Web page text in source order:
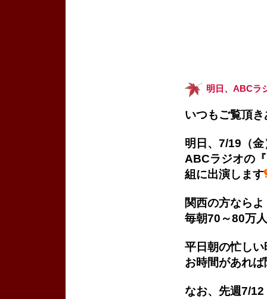
明日、ABCラ
いつもご覧頂
明日、7/19（
ABCラジオの
組に出演します
関西の方なら
毎朝70～80万
平日朝の忙し
お時間があれ
なお、先週7/